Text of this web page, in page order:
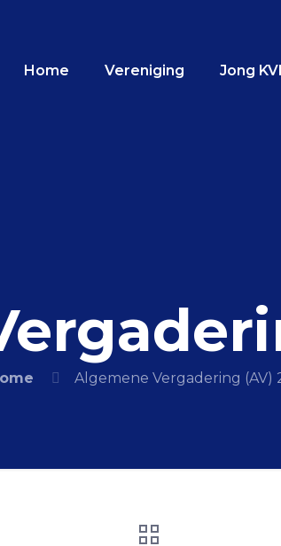
Home Vereniging Jong
Algemene Vergadering (AV)